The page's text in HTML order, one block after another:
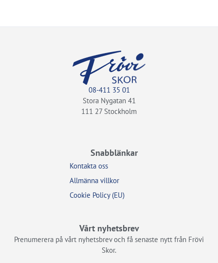
08-411 35 01
Stora Nygatan 41
111 27 Stockholm
Snabblänkar
Kontakta oss
Allmänna villkor
Cookie Policy (EU)
Vårt nyhetsbrev
Prenumerera på vårt nyhetsbrev och få senaste nytt från Frövi
Skor.